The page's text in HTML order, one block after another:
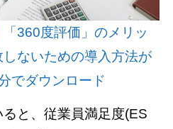
360度評価」のメリッ
しないための導入方法が
でダウンロード
と、従業員満足度(ES